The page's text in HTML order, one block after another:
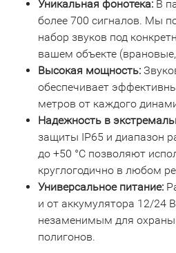
Уникальная фонотека: В
более 700 сигналов. Мы
набор звуков под
вашем объекте
Высокая мощность:
обеспечивает
метров от каждого
Надежность в
защиты IP65 и диапазон
до +50 °C позволяют
круглогодично в любом
Универсальное питание:
и от аккумулятора 12/24
незаменимым для охраны
полигонов.